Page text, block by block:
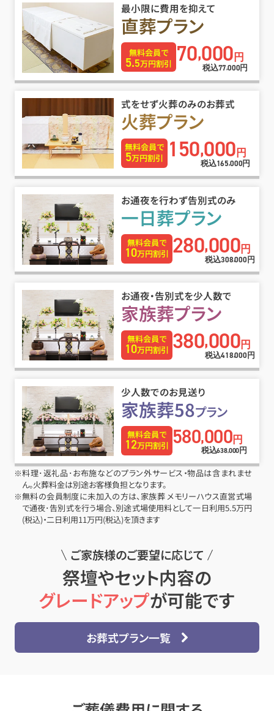
最小限に費用を抑えて
直葬プラン
無料会員で
5.5万円割引 70,000円
税込77,000円
式をせず火葬のみのお葬式
火葬プラン
無料会員で
5万円割引 150,000円
税込165,000円
お通夜を行わず告別式のみ
一日葬プラン
無料会員で
10万円割引 280,000円
税込308,000円
お通夜・告別式を少人数で
家族葬プラン
無料会員で
10万円割引 380,000円
税込418,000円
少人数でのお見送り
家族葬58プラン
無料会員で
12万円割引 580,000円
税込638,000円
※料理･返礼品･お布施などのプラン外サービス・物品は含まれませ
ん。火葬料金は別途お客様負担となります。
※無料の会員制度に未加入の方は、家族葬 メモリーハウス直営式場
で通夜･告別式を行う場合、別途式場使用料として一日利用5.5万円
(税込)・二日利用11万円(税込)を頂きます
ご家族様のご要望に応じて
祭壇やセット内容の
グレードアップが可能です
お葬式プラン一覧